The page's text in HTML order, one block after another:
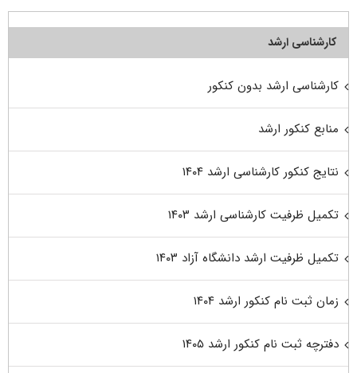
کارشناسی ارشد
کارشناسی ارشد بدون کنکور
منابع کنکور ارشد
نتایج کنکور کارشناسی ارشد ۱۴۰۴
تکمیل ظرفیت کارشناسی ارشد ۱۴۰۳
تکمیل ظرفیت ارشد دانشگاه آزاد ۱۴۰۳
زمان ثبت نام کنکور ارشد ۱۴۰۴
دفترچه ثبت نام کنکور ارشد ۱۴۰۵